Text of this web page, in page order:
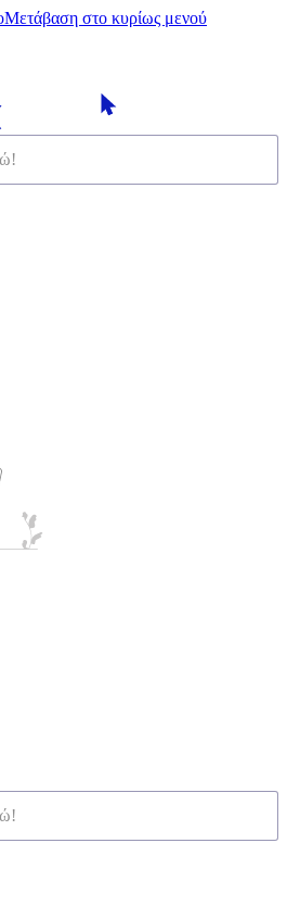
Μετάβαση στο κυρίως μενού